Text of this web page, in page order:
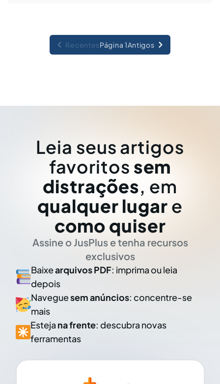
RecentesPágina 1Antigos
Leia seus artigos
favoritos sem
distrações, em
qualquer lugar e
como quiser
Assine o JusPlus e tenha recursos
exclusivos
Baixearquivos PDF: imprima ou leia
depois
Naveguesem anúncios: concentre-se
mais
Esteja na frente: descubra novas
ferramentas